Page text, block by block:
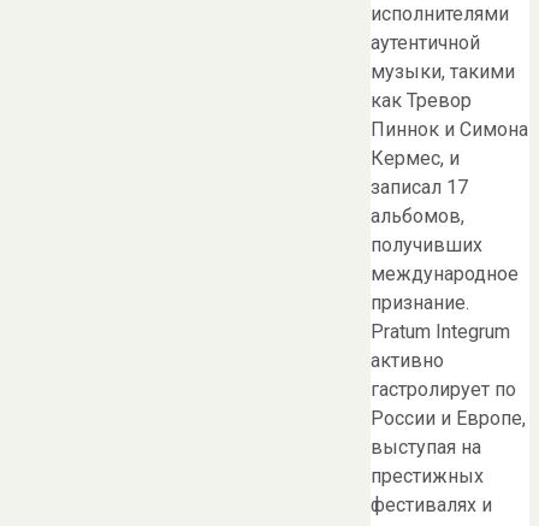
исполнителями
аутентичной
музыки, такими
как Тревор
Пиннок и Симона
Кермес, и
записал 17
альбомов,
получивших
международное
признание.
Pratum Integrum
активно
гастролирует по
России и Европе,
выступая на
престижных
фестивалях и